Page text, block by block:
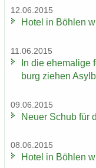
12.06.2015
Hotel in Böh­len
11.06.2015
In die
burg zie­hen
09.06.2015
Neuer Schub für
08.06.2015
Hotel in Böh­len